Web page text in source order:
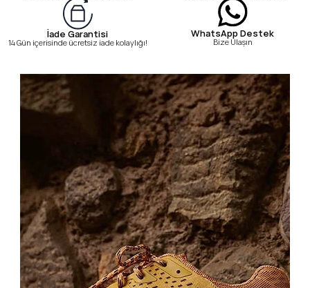
İade Garantisi
14 Gün içerisinde ücretsiz iade kolaylığı!
WhatsApp Destek
Bize Ulaşın